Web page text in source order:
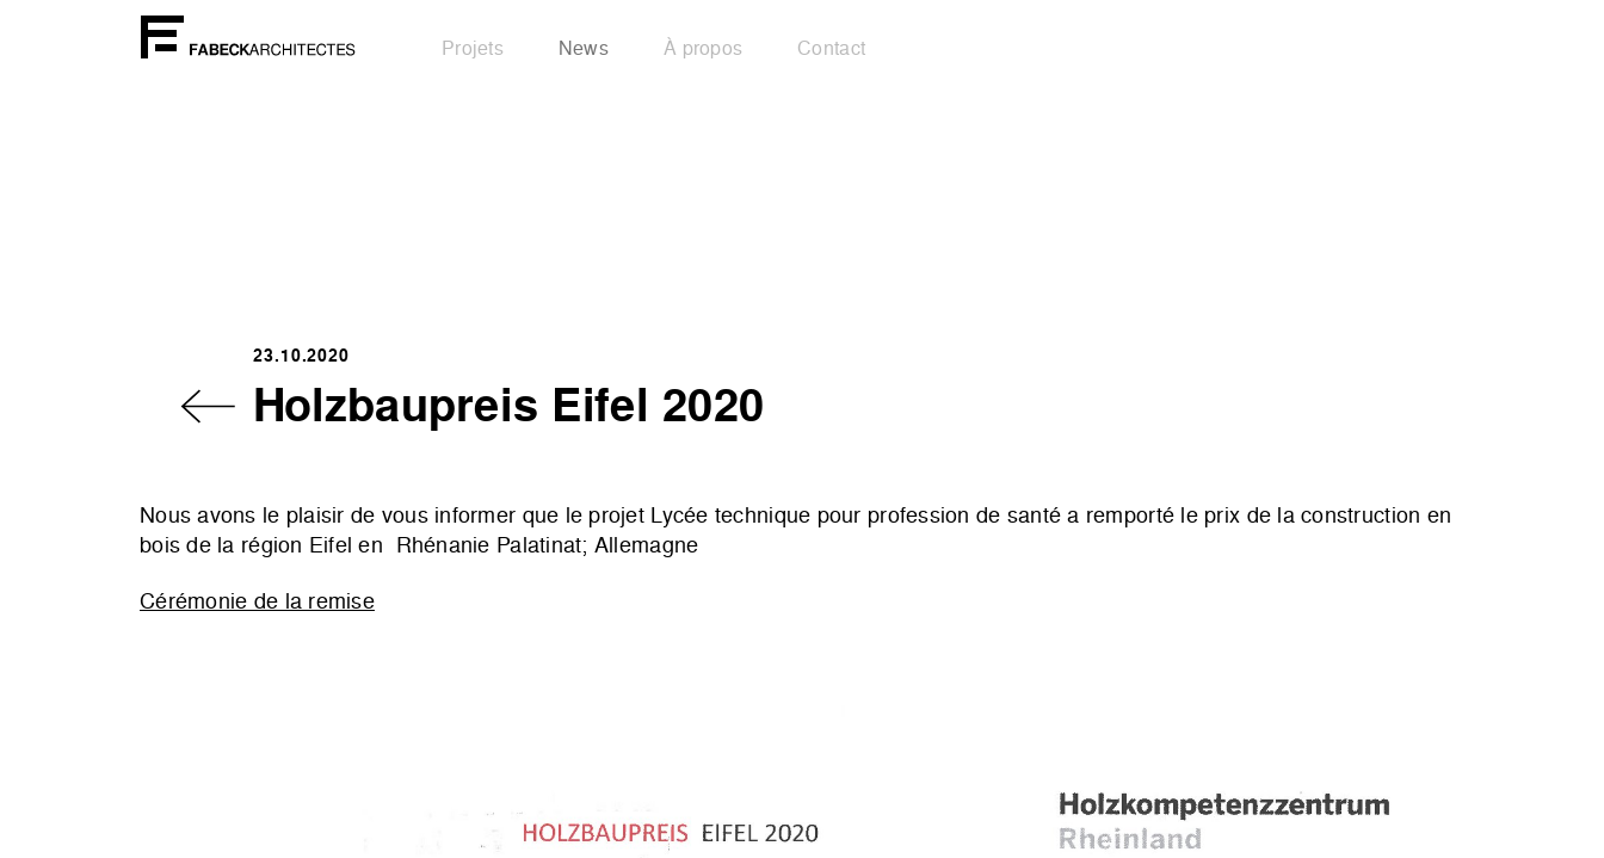
Projets News À propos Contact
23.10.2020
Holzbaupreis Eifel 2020
Nous avons le plaisir de vous informer que le projet Lycée technique pour profession de santé a remporté le prix de la construction en
bois de la région Eifel en Rhénanie Palatinat; Allemagne
Cérémonie de la remise